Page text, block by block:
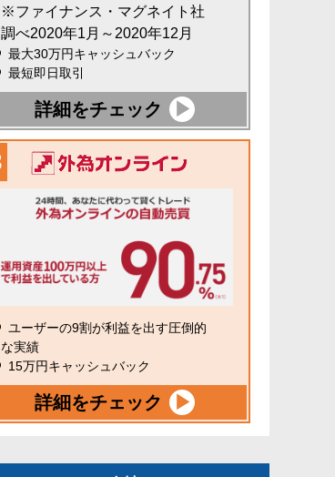
※ファイナンス・マグネイト社
調べ2020年1月～2020年12月
最大30万円キャッシュバック
最短即日取引
詳細をチェック
ユーザーの9割が利益を出す圧倒的
な実績
15万円キャッシュバック
詳細をチェック